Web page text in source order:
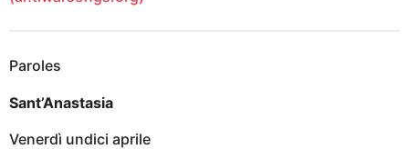
Paroles
Sant’Anastasia
Venerdì undici aprile